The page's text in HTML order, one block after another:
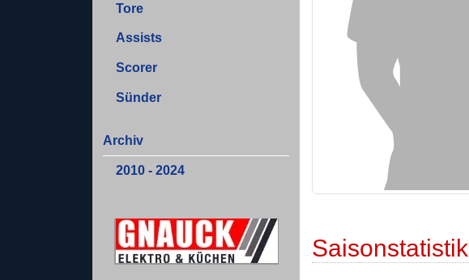
Tore
Assists
Scorer
Sünder
Archiv
2010 - 2024
Saisonstatistik